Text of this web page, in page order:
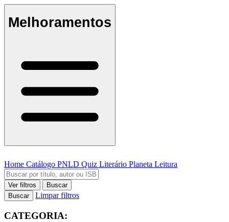
Melhoramentos
Home Catálogo PNLD Quiz Literário Planeta Leitura
Ver filtros
Buscar
Buscar
Limpar filtros
CATEGORIA: